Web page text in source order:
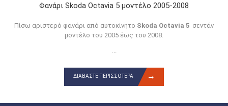
Φανάρι Skoda Octavia 5 μοντέλο 2005-2008
Πίσω αριστερό φανάρι από αυτοκίνητο Skoda Octavia 5 σεντάν
μοντέλο του 2005 έως του 2008.
ΔΙΑΒΆΣΤΕ ΠΕΡΙΣΣΌΤΕΡΑ